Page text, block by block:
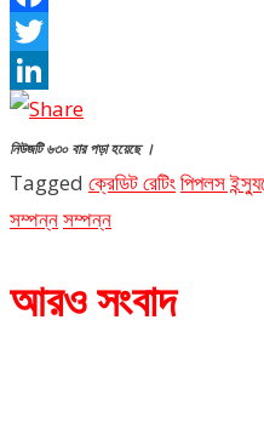
Facebook
Twitter
LinkedIn
নিউজটি ৬৩০ বার পড়া হয়েছে ।
Tagged ক্রেডিট রেটিংপিপলস
সম্পন্নসম্পন্ন
আরও সংবাদ